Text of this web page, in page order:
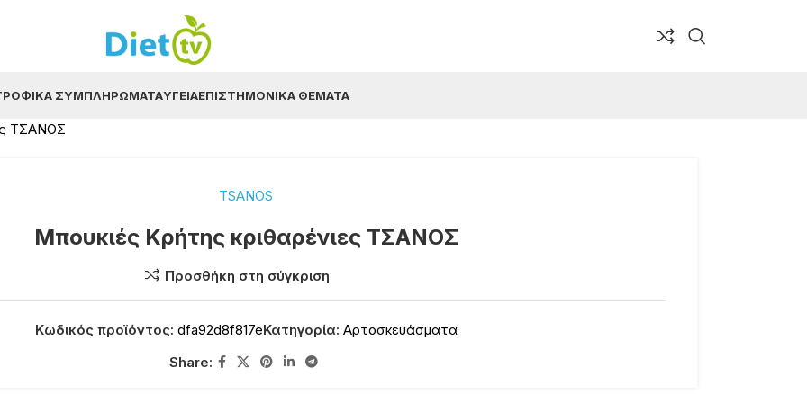
ΣΥΜΠΛΗΡΏΜΑΤΑΥΓΕΊΑΕΠΙΣΤΗΜΟΝΙΚΆ ΘΈΜΑΤΑ
ΤΣΑΝΟΣ
TSANOS
Μπουκιές Κρήτης κριθαρένιες ΤΣΑΝΟΣ
Προσθήκη στη σύγκριση
Κωδικός προϊόντος: dfa92d8f817eΚατηγορία: Αρτοσκευάσματα
Share: